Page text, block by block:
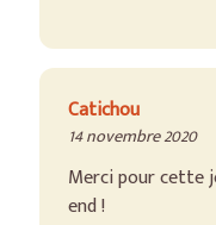
Catichou
14 novembre 2020
Merci pour cette
end !